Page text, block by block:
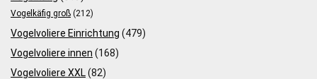
Vogelkäfig groß (212)
Vogelvoliere Einrichtung (479)
Vogelvoliere innen (168)
Vogelvoliere XXL(82)